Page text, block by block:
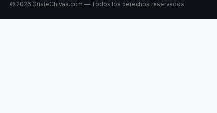
© 2026 GuateChivas.com — Todos los derechos reservados